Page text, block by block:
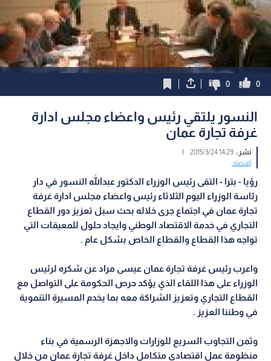
0
0
النسور يلتقي رئيس واعضاء مجلس ادارة
غرفة تجارة عمان
نشر :14:29 2015/3/24
|
اقتصاد
رؤيا - بترا - التقى رئيس الوزراء الدكتور عبدالله النسور في دار
رئاسة الوزراء اليوم الثلاثاء رئيس واعضاء مجلس ادارة غرفة
تجارة عمان في اجتماع جرى خلاله بحث سبل تعزيز دور القطاع
التجاري في خدمة الاقتصاد الوطني وايجاد حلول للمعيقات التي
تواجه هذا القطاع والقطاع الخاص بشكل عام .
واعرب رئيس غرفة تجارة عمان عيسى مراد عن شكره لرئيس
الوزراء على هذا اللقاء الذي يؤكد حرص الحكومة على التواصل مع
القطاع التجاري وتعزيز الشراكة معه بما يخدم المسيرة التنموية
في وطننا العزيز .
وثمن التجاوب السريع للوزارات والاجهزة الرسمية في بناء
منظومة عمل اقتصادي متكامل داخل غرفة تجارة عمان من خلال